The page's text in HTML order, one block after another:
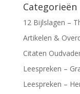
Categorieën
12 Bijlslagen –
Artikelen &
Citaten
Leespreken –
Leespreken –